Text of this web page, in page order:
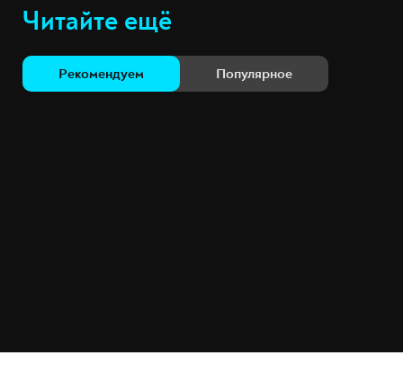
Читайте ещё
Рекомендуем Популярное